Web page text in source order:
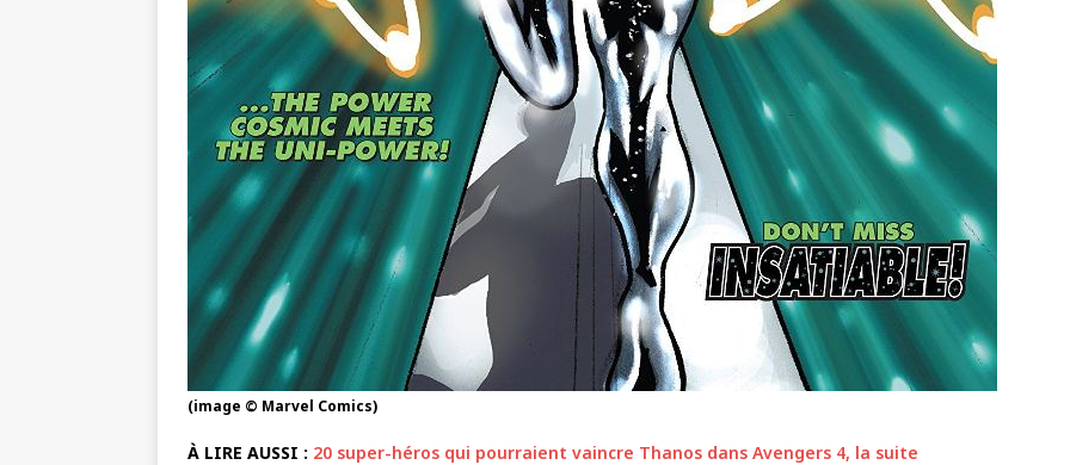
(image © Marvel Comics)
À LIRE AUSSI : 20 super-héros qui pourraient vaincre Thanos dans Avengers 4, la suite